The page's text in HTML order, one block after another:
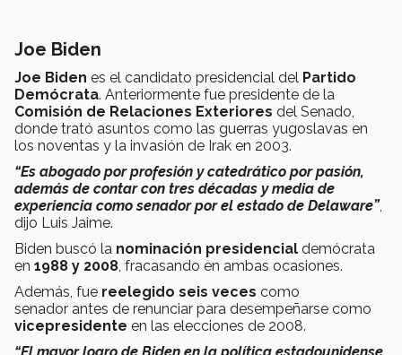
Joe Biden
Joe Biden es el candidato presidencial del Partido
Demócrata. Anteriormente fue presidente de la
Comisión de Relaciones Exteriores del Senado,
donde trató asuntos como las guerras yugoslavas en
los noventas y la invasión de Irak en 2003.
“Es abogado por profesión y catedrático por pasión,
además de contar con tres décadas y media de
experiencia como senador por el estado de Delaware”,
dijo Luis Jaime.
Biden buscó la nominación presidencial demócrata
en 1988 y 2008 , fracasando en ambas ocasiones.
Además, fue reelegido seis veces como
senador antes de renunciar para desempeñarse como
vicepresidente en las elecciones de 2008.